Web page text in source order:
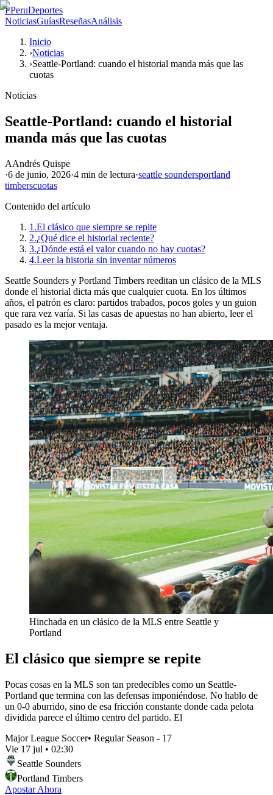
PPeruDeportes
NoticiasGuíasReseñasAnálisis
Inicio
›Noticias
›Seattle-Portland: cuando el historial manda más que las
cuotas
Noticias
Seattle-Portland: cuando el historial
manda más que las cuotas
AAndrés Quispe
·6 de junio, 2026·4 min de lectura·seattle soundersportland
timberscuotas
Contenido del artículo
1.El clásico que siempre se repite
2.¿Qué dice el historial reciente?
3.¿Dónde está el valor cuando no hay cuotas?
4.Leer la historia sin inventar números
Seattle Sounders y Portland Timbers reeditan un clásico de la MLS
donde el historial dicta más que cualquier cuota. En los últimos
años, el patrón es claro: partidos trabados, pocos goles y un guion
que rara vez varía. Si las casas de apuestas no han abierto, leer el
pasado es la mejor ventaja.
Hinchada en un clásico de la MLS entre Seattle y
Portland
El clásico que siempre se repite
Pocas cosas en la MLS son tan predecibles como un Seattle-
Portland que termina con las defensas imponiéndose. No hablo de
un 0-0 aburrido, sino de esa fricción constante donde cada pelota
dividida parece el último centro del partido. El
Major League Soccer• Regular Season - 17
Vie 17 jul • 02:30
Seattle Sounders
Portland Timbers
Apostar Ahora